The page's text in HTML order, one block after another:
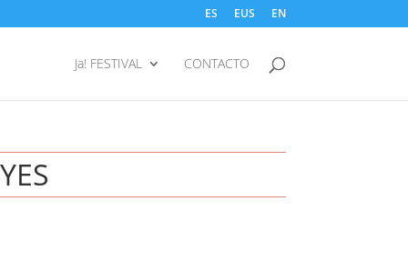
ES EUS EN
Ja! FESTIVAL CONTACTO